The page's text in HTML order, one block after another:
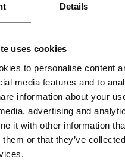
Details
uses cookies
to personalise content
media features and to
information about your
advertising and
it with other information
them or that they’ve
påtlf. 69 25 25 30
RELATERTEvelg